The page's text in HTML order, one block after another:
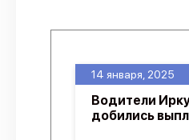
14 января, 2025
Водители
добились